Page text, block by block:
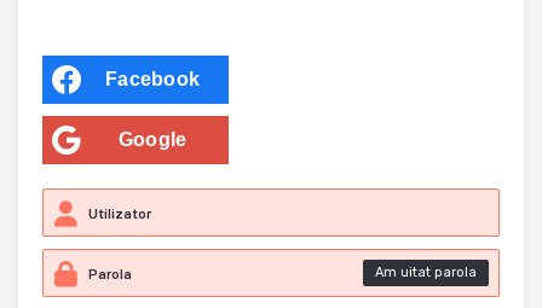
Facebook
Google
Am uitat parola